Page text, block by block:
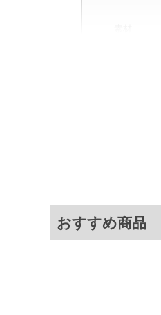
おすすめ商品